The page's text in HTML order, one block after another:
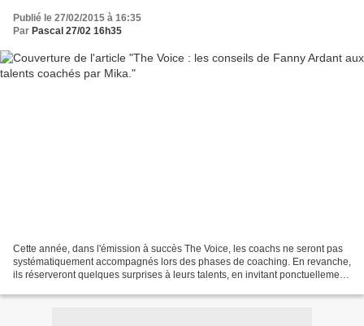
Publié le 27/02/2015 à 16:35
Par Pascal 27/02 16h35
Cette année, dans l'émission à succès The Voice, les coachs ne seront pas
systématiquement accompagnés lors des phases de coaching. En revanche,
ils réserveront quelques surprises à leurs talents, en invitant ponctuellement